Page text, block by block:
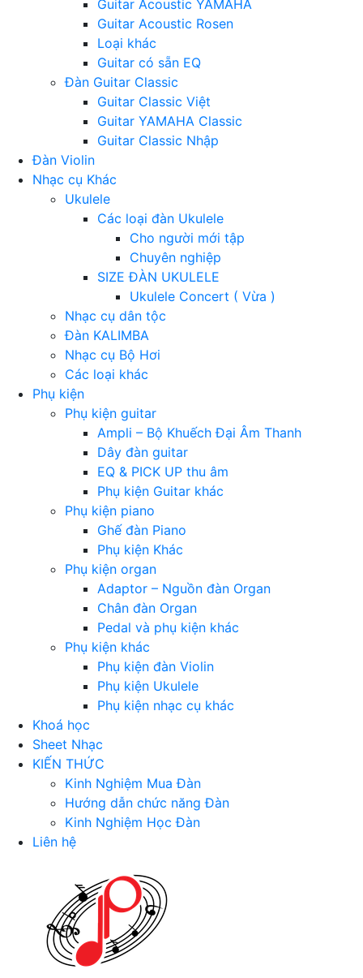
Guitar Acoustic YAMAHA
Guitar Acoustic Rosen
Loại khác
Guitar có sẵn EQ
Đàn Guitar Classic
Guitar Classic Việt
Guitar YAMAHA Classic
Guitar Classic Nhập
Đàn Violin
Nhạc cụ Khác
Ukulele
Các loại đàn Ukulele
Cho người mới tập
Chuyên nghiệp
SIZE ĐÀN UKULELE
Ukulele Concert ( Vừa )
Nhạc cụ dân tộc
Đàn KALIMBA
Nhạc cụ Bộ Hơi
Các loại khác
Phụ kiện
Phụ kiện guitar
Ampli – Bộ Khuếch Đại Âm Thanh
Dây đàn guitar
EQ & PICK UP thu âm
Phụ kiện Guitar khác
Phụ kiện piano
Ghế đàn Piano
Phụ kiện Khác
Phụ kiện organ
Adaptor – Nguồn đàn Organ
Chân đàn Organ
Pedal và phụ kiện khác
Phụ kiện khác
Phụ kiện đàn Violin
Phụ kiện Ukulele
Phụ kiện nhạc cụ khác
Khoá học
Sheet Nhạc
KIẾN THỨC
Kinh Nghiệm Mua Đàn
Hướng dẫn chức năng Đàn
Kinh Nghiệm Học Đàn
Liên hệ